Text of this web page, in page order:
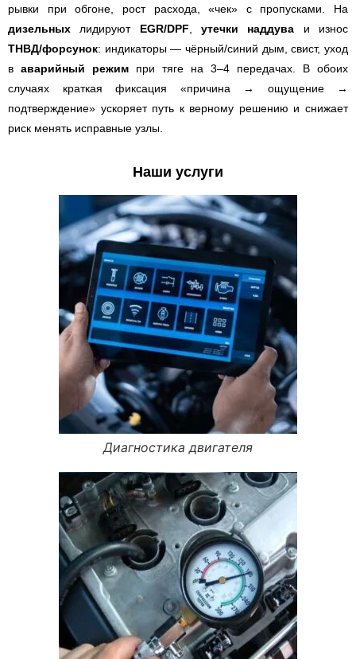
рывки при обгоне, рост расхода, «чек» с пропусками. На
дизельных лидируют EGR/DPF ,утечки наддува и износ
ТНВД/форсунок: индикаторы — чёрный/синий дым, свист, уход
в аварийный режим при тяге на 3–4 передачах. В обоих
случаях краткая фиксация «причина → ощущение →
подтверждение» ускоряет путь к верному решению и снижает
риск менять исправные узлы.
Наши услуги
Диагностика двигателя